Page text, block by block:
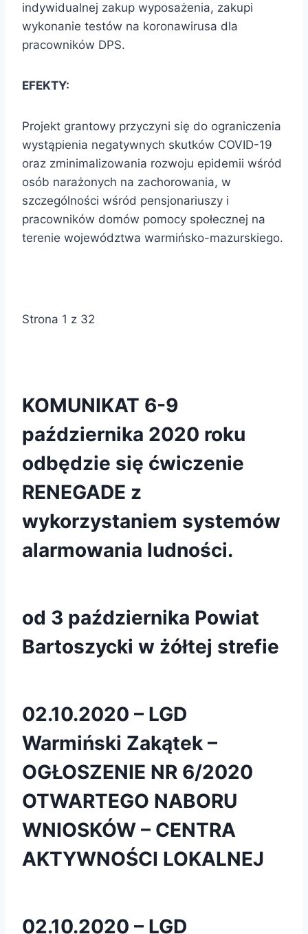
indywidualnej zakup wyposażenia, zakupi
wykonanie testów na koronawirusa dla
pracowników DPS.
EFEKTY:
Projekt grantowy przyczyni się do ograniczenia
wystąpienia negatywnych skutków COVID-19
oraz zminimalizowania rozwoju epidemii wśród
osób narażonych na zachorowania, w
szczególności wśród pensjonariuszy i
pracowników domów pomocy społecznej na
terenie województwa warmińsko-mazurskiego.
Strona 1 z 32
KOMUNIKAT 6-9
października 2020 roku
odbędzie się ćwiczenie
RENEGADE z
wykorzystaniem systemów
alarmowania ludności.
od 3 października Powiat
Bartoszycki w żółtej strefie
02.10.2020 – LGD
Warmiński Zakątek –
OGŁOSZENIE NR 6/2020
OTWARTEGO NABORU
WNIOSKÓW – CENTRA
AKTYWNOŚCI LOKALNEJ
02.10.2020 – LGD